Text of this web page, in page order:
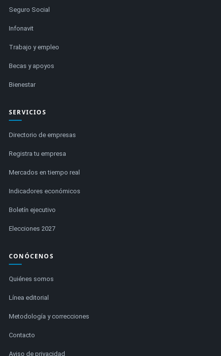
Seguro Social
Infonavit
Trabajo y empleo
Becas y apoyos
Bienestar
SERVICIOS
Directorio de empresas
Registra tu empresa
Mercados en tiempo real
Indicadores económicos
Boletín ejecutivo
Elecciones 2027
CONÓCENOS
Quiénes somos
Línea editorial
Metodología y correcciones
Contacto
Aviso de privacidad